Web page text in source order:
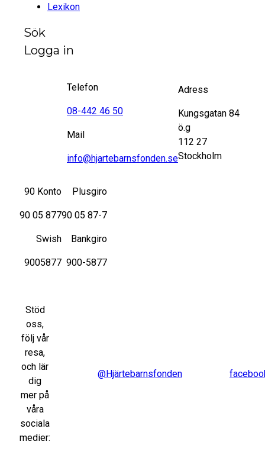
Lexikon
Sök
Logga in
Telefon
08-442 46 50
Mail
info@hjartebarnsfonden.se
Adress
Kungsgatan 84
ö.g
112 27
Stockholm
90 Konto
90 05 877
Swish
9005877
Plusgiro
90 05 87-7
Bankgiro
900-5877
Stöd
oss,
följ vår
resa,
och lär
dig
mer på
våra
sociala
medier:
@Hjärtebarnsfonden